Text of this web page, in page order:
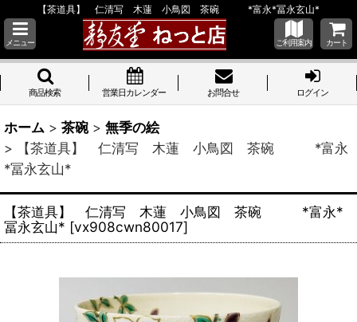
【茶道具】 仁清写 木蓮 小鳥図 茶碗 *富永*冨永玄山*
メニュー ご利用案内 カート
商品検索 営業日カレンダー お問合せ ログイン
ホーム > 茶碗 > 無季の絵
>
【茶道具】 仁清写 木蓮 小鳥図 茶碗 *富永
*冨永玄山*
【茶道具】 仁清写 木蓮 小鳥図 茶碗 *富永*
冨永玄山* [vx908cwn80017]